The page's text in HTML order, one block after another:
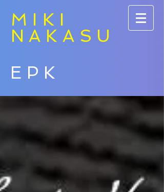
EPK
NAKASU
MIKI